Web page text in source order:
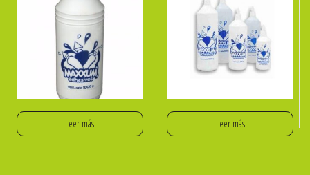
Leer más Leer más